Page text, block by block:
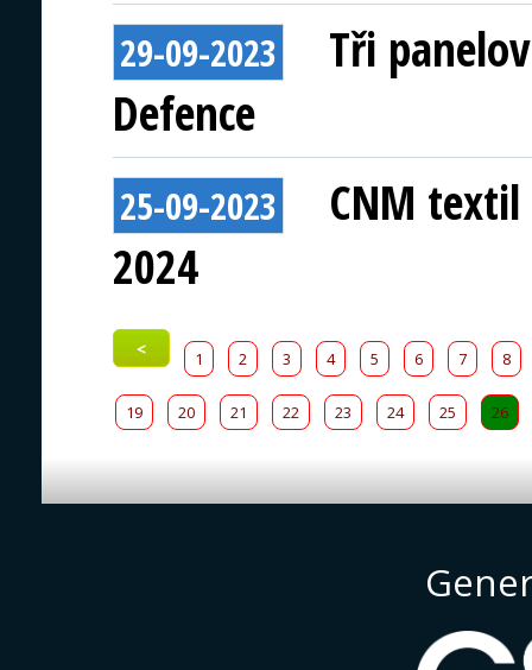
29-09-2023
Tři
Defence
25-09-2023
CNM textil
2024
< 1 2 3 4 5 6 7 8
19 20 21 22 23 24 25 26